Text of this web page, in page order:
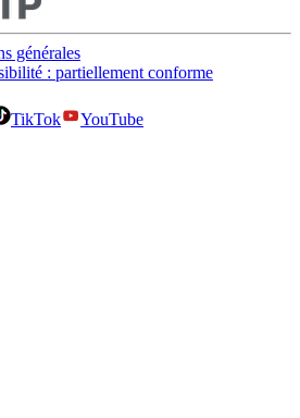
générales
: partiellement conforme
TikTok
YouTube